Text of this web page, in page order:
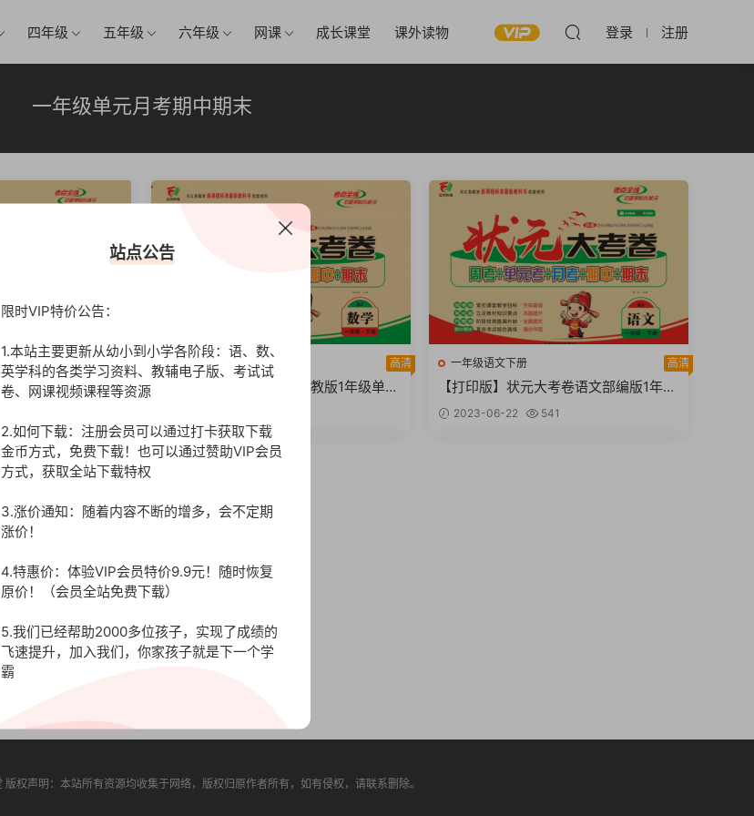
四年级 五年级 六年级 网课 成长课堂 课外读物 登录 注册
一年级单元月考期中期末
高清
卷苏教版1年级单元
文档】
一年级数学下册 高清
【打印版】状元大考卷人教版1年级单元
一年级语文下册 高清
【打印版】状元大考卷语文部编版1年级
单元月考期中期末【59页PDF文档】
2023-06-22 541
权声明：本站所有资源均收集于网络，版权归原作者所有，如有侵权，请联系删除。
站点公告
限时VIP特价公告：
1.本站主要更新从幼小到小学各阶段：语、数、
英学科的各类学习资料、教辅电子版、考试试
卷、网课视频课程等资源
2.如何下载：注册会员可以通过打卡获取下载
金币方式，免费下载！也可以通过赞助VIP会员
方式，获取全站下载特权
3.涨价通知：随着内容不断的增多，会不定期
涨价！
4.特惠价：体验VIP会员特价9.9元！随时恢复
原价！（会员全站免费下载）
5.我们已经帮助2000多位孩子，实现了成绩的
飞速提升，加入我们，你家孩子就是下一个学
霸